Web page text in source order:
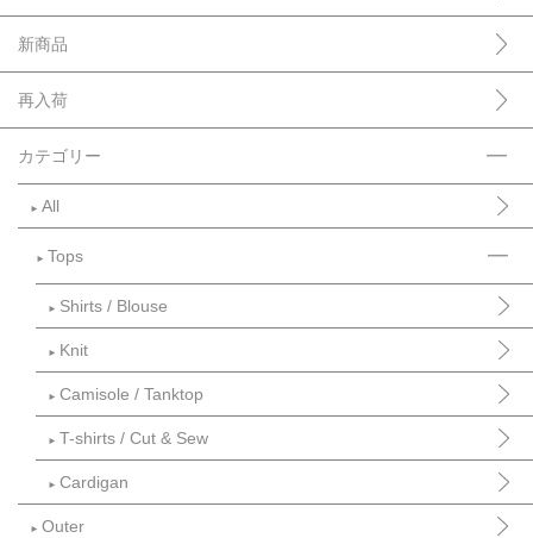
新商品
再入荷
カテゴリー
► All
► Tops
► Shirts / Blouse
► Knit
► Camisole / Tanktop
► T-shirts / Cut & Sew
► Cardigan
► Outer